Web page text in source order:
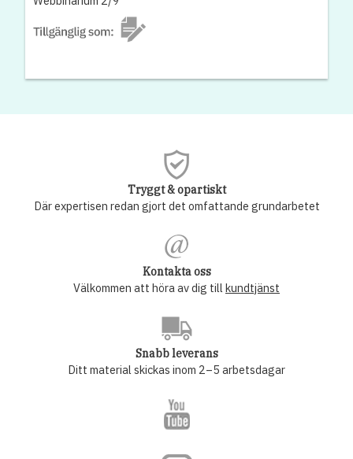
Tryggt & opartiskt
Där expertisen redan gjort det omfattande grundarbetet
Kontakta oss
Välkommen att höra av dig tillkundtjänst
Snabb leverans
Ditt material skickas inom 2–5 arbetsdagar